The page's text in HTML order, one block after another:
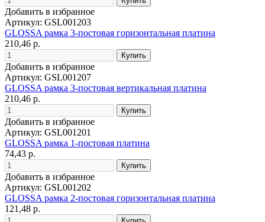
Добавить в избранное
Артикул: GSL001203
GLOSSA рамка 3-постовая горизонтальная платина
210,46 р.
Добавить в избранное
Артикул: GSL001207
GLOSSA рамка 3-постовая вертикальная платина
210,46 р.
Добавить в избранное
Артикул: GSL001201
GLOSSA рамка 1-постовая платина
74,43 р.
Добавить в избранное
Артикул: GSL001202
GLOSSA рамка 2-постовая горизонтальная платина
121,48 р.